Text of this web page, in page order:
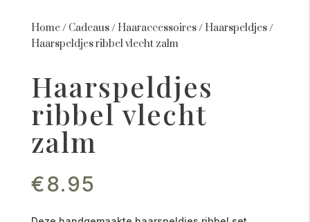
Home/ Cadeaus/ Haaraccessoires/ Haarspeldjes/
Haarspeldjes ribbel vlecht zalm
Haarspeldjes
ribbel vlecht
zalm
€8.95